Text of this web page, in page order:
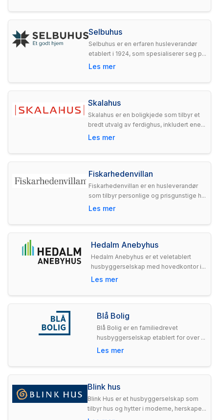
Selbuhus
Selbuhus er en erfaren husleverandør
etablert i 1924, som spesialiserer seg p...
Les mer
Skalahus
Skalahus er en boligkjede som tilbyr et
bredt utvalg av ferdighus, inkludert ene...
Les mer
Fiskarhedenvillan
Fiskarhedenvillan er en husleverandør
som tilbyr personlige og prisgunstige h...
Les mer
Hedalm Anebyhus
Hedalm Anebyhus er et veletablert
husbyggerselskap med hovedkontor i...
Les mer
Blå Bolig
Blå Bolig er en familiedrevet
husbyggerselskap etablert for over ...
Les mer
Blink hus
Blink Hus er et husbyggerselskap som
tilbyr hus og hytter i moderne, herskape...